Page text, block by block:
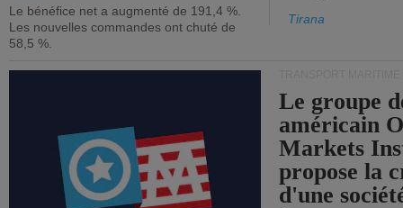
Le bénéfice net a augmenté de 191,4 %.
Les nouvelles commandes ont chuté de
58,5 %.
Tirana
Le groupe
américain
Markets
propose la
d'une